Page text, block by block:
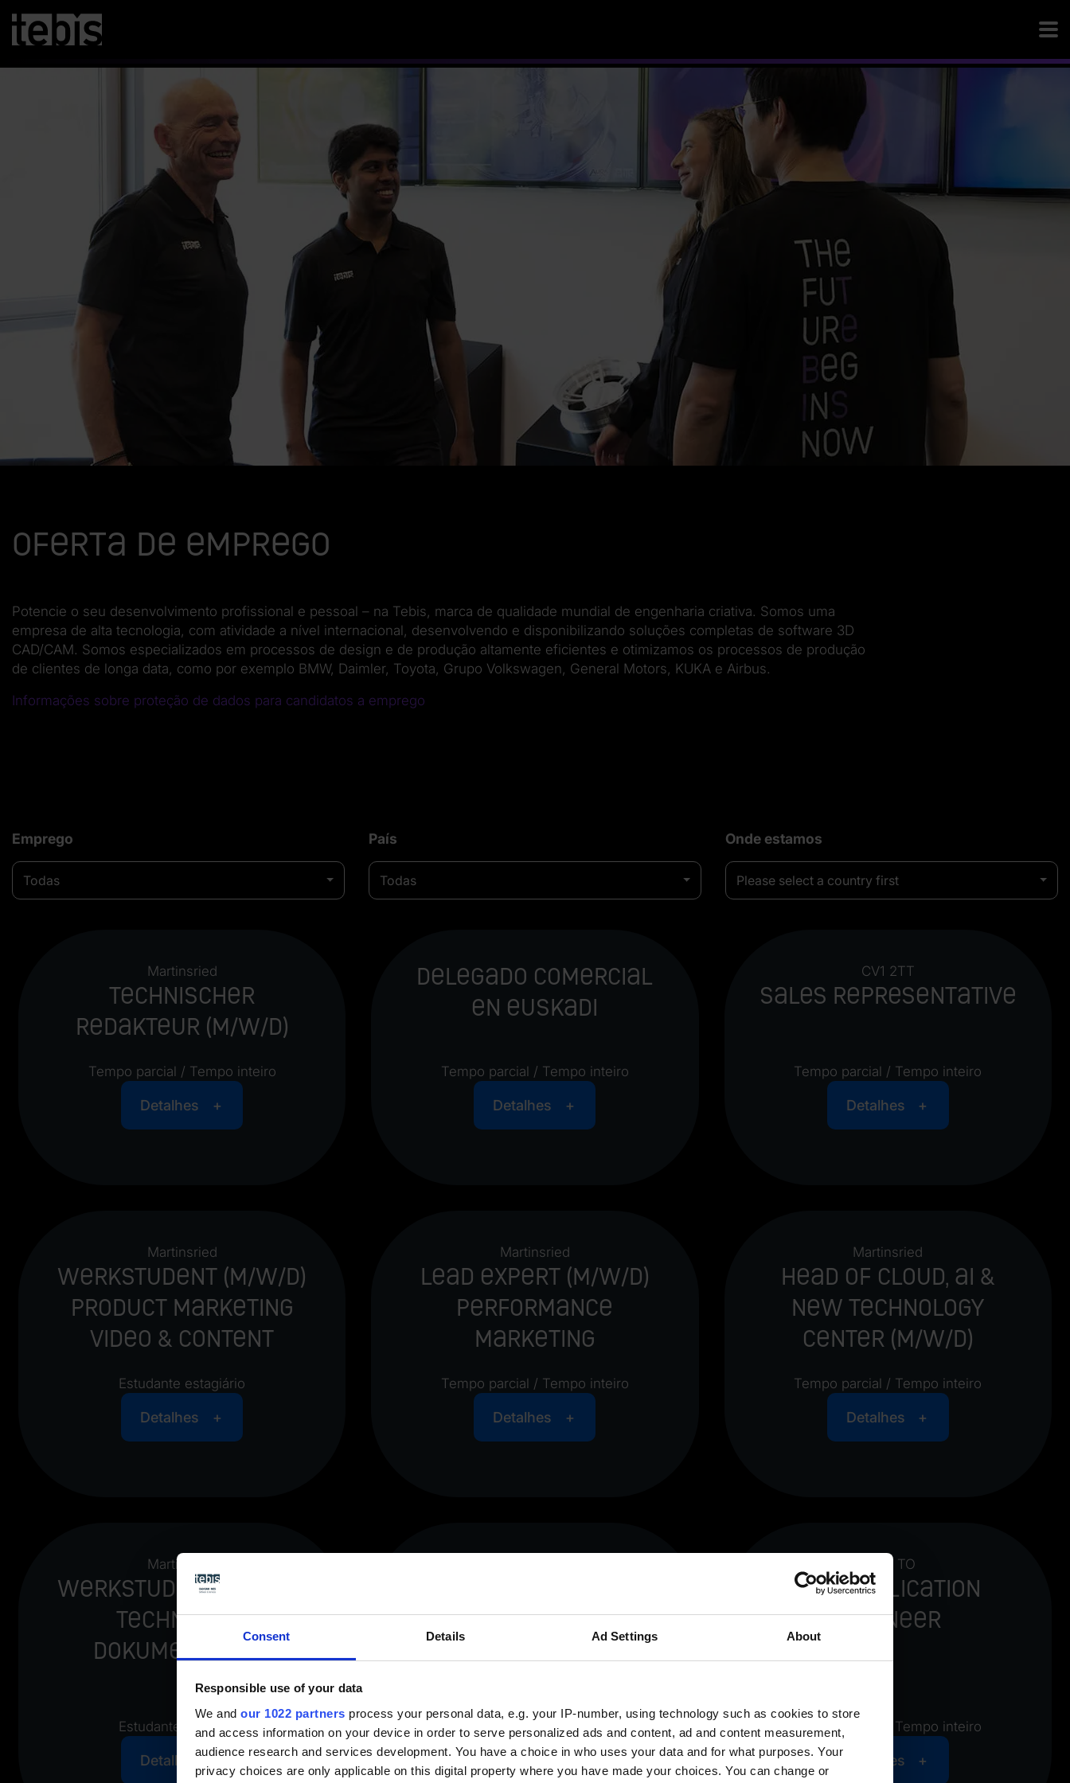
Consent Details Ad Settings About
Responsible use of your data
We and our 1022 partners process your personal data, e.g. your IP-number, using technology such as cookies to store
and access information on your device in order to serve personalized ads and content, ad and content measurement,
audience research and services development. You have a choice in who uses your data and for what purposes. Your
privacy choices are only applicable on this digital property where you have made your choices. You can change or
Oferta de emprego
Potencie o seu desenvolvimento profissional e pessoal – na Tebis, marca de qualidade mundial de engenharia criativa. Somos uma
empresa de alta tecnologia, com atividade a nível internacional, desenvolvendo e disponibilizando soluções completas de software 3D
CAD/CAM. Somos especializados em processos de design e de produção altamente eficientes e otimizamos os processos de produção
de clientes de longa data, como por exemplo BMW, Daimler, Toyota, Grupo Volkswagen, General Motors, KUKA e Airbus.
Informações sobre proteção de dados para candidatos a emprego
Emprego
Todas
País
Todas
Onde estamos
Please select a country first
Martinsried
Technischer
Redakteur (m/w/d)
Tempo parcial / Tempo inteiro
Detalhes
Delegado Comercial
en Euskadi
Tempo parcial / Tempo inteiro
Detalhes
CV1 2TT
Sales Representative
Tempo parcial / Tempo inteiro
Detalhes
Martinsried
Werkstudent (m/w/d)
Product Marketing
Video & Content
Estudante estagiário
Detalhes
Martinsried
Lead Expert (m/w/d)
Performance
Marketing
Tempo parcial / Tempo inteiro
Detalhes
Martinsried
Head of Cloud, AI &
New Technology
Center (m/w/d)
Tempo parcial / Tempo inteiro
Detalhes
Martinsried
Werkstudent (m/w/d)
Technische
Dokumentation
Estudante estagiário
Detalhes
im Social Media:
Estudante estagiário
Detalhes
Rivoli TO
MES Application
Engineer
Tempo parcial / Tempo inteiro
Detalhes